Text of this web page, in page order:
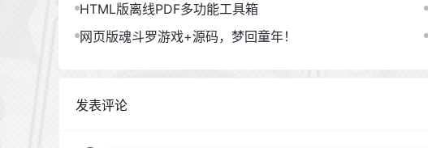
HTML版离线PDF多功能工具箱
网页版魂斗罗游戏+源码，梦回童年！
发表评论